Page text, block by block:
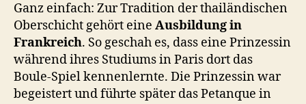
Ganz einfach: Zur Tradition der thailändischen
Oberschicht gehört eine Ausbildung in
Frankreich. So geschah es, dass eine Prinzessin
während ihres Studiums in Paris dort das
Boule-Spiel kennenlernte. Die Prinzessin war
begeistert und führte später das Petanque in